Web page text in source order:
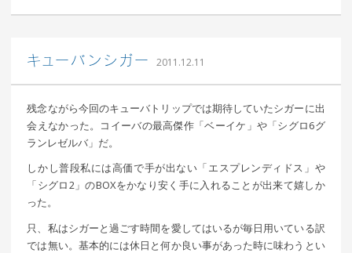
キューバンシガー 2011.12.11
残念ながら今回のキューバトリップでは期待していたシガーに出
会えなかった。コイーバの最高傑作「ベーイケ」や「シグロ6グ
ランレゼルバ」だ。
しかし普段私には高価で手が出ない「エスプレンディドス」や
「シグロ2」のBOXをかなり安く手に入れることが出来て嬉しか
った。
只、私はシガーと過ごす時間を愛してはいるが毎日用いている訳
では無い。基本的には休日と何か良い事があった時に味わうとい